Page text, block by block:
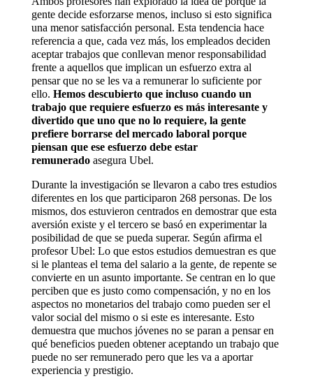
gente decide esforzarse menos, incluso si esto significa
una menor satisfacción personal. Esta tendencia hace
referencia a que, cada vez más, los empleados deciden
aceptar trabajos que conllevan menor responsabilidad
frente a aquellos que implican un esfuerzo extra al
pensar que no se les va a remunerar lo suficiente por
ello. Hemos descubierto que incluso cuando un
trabajo que requiere esfuerzo es más interesante y
divertido que uno que no lo requiere, la gente
prefiere borrarse del mercado laboral porque
piensan que ese esfuerzo debe estar
remuneradoasegura Ubel.
Durante la investigación se llevaron a cabo tres estudios
diferentes en los que participaron 268 personas. De los
mismos, dos estuvieron centrados en demostrar que esta
aversión existe y el tercero se basó en experimentar la
posibilidad de que se pueda superar. Según afirma el
profesor Ubel: Lo que estos estudios demuestran es que
si le planteas el tema del salario a la gente, de repente se
convierte en un asunto importante. Se centran en lo que
perciben que es justo como compensación, y no en los
aspectos no monetarios del trabajo como pueden ser el
valor social del mismo o si este es interesante. Esto
demuestra que muchos jóvenes no se paran a pensar en
qué beneficios pueden obtener aceptando un trabajo que
puede no ser remunerado pero que les va a aportar
experiencia y prestigio.